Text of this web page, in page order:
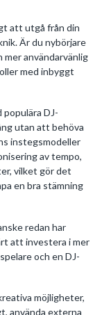
att utgå från din
Är du nybörjare
användarvänlig
med inbyggt
DJ-
utan att behöva
instegsmodeller
av tempo,
vilket gör det
en bra stämning
redan har
att investera i mer
och en DJ-
möjligheter,
använda externa